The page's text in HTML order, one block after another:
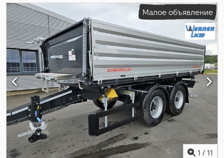
Малое объявление
1 / 11